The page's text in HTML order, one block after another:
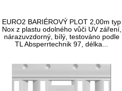
EURO2 BARIÉROVÝ PLOT 2,00m typ
Nox z plastu odolného vůči UV záření,
nárazuvzdorný, bílý, testováno podle
TL Absperrtechnik 97, délka...